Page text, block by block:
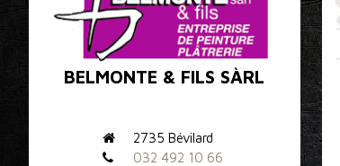
BELMONTE & FILS SÀRL
2735 Bévilard
032 492 10 66